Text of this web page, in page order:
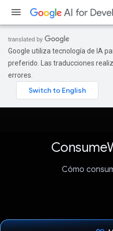
Google utiliza tecnología de IA
preferido. Las traducciones
errores.
Cómo